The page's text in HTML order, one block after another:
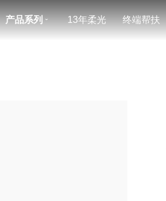
产品系列 ˇ 13年柔光 终端帮扶